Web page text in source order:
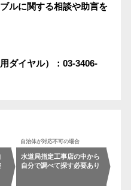
ルに関する相談や助言を
ダイヤル）：03-3406-
水道局指定工事店の中から
自分で調べて探す必要あり